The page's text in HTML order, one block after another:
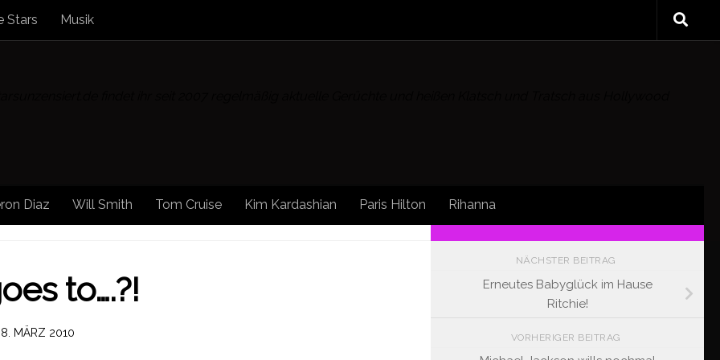
Stars Musik
Diaz Will Smith Tom Cruise Kim Kardashian Paris Hilton Rihanna
to….?!
8. MÄRZ 2010
NÄCHSTER BEITRAG
Erneutes Babyglück im Hause
Ritchie!
VORHERIGER BEITRAG